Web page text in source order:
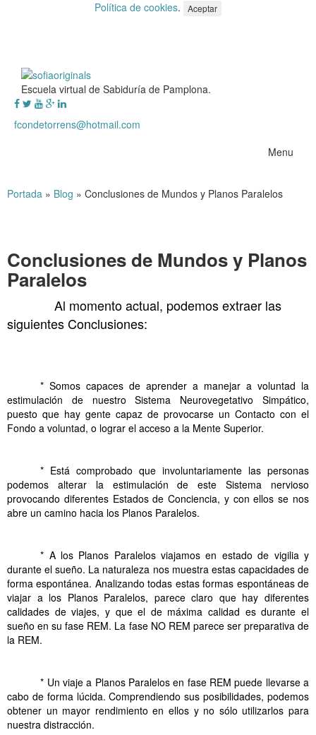
Política de cookies. Aceptar
Escuela virtual de Sabiduría de Pamplona.
fcondetorrens@hotmail.com
Menu
Portada » Blog » Conclusiones de Mundos y Planos Paralelos
Conclusiones de Mundos y Planos
Paralelos
Al momento actual, podemos extraer las
siguientes Conclusiones:
* Somos capaces de aprender a manejar a voluntad la
estimulación de nuestro Sistema Neurovegetativo Simpático,
puesto que hay gente capaz de provocarse un Contacto con el
Fondo a voluntad, o lograr el acceso a la Mente Superior.
* Está comprobado que involuntariamente las personas
podemos alterar la estimulación de este Sistema nervioso
provocando diferentes Estados de Conciencia, y con ellos se nos
abre un camino hacia los Planos Paralelos.
* A los Planos Paralelos viajamos en estado de vigilia y
durante el sueño. La naturaleza nos muestra estas capacidades de
forma espontánea. Analizando todas estas formas espontáneas de
viajar a los Planos Paralelos, parece claro que hay diferentes
calidades de viajes, y que el de máxima calidad es durante el
sueño en su fase REM. La fase NO REM parece ser preparativa de
la REM.
* Un viaje a Planos Paralelos en fase REM puede llevarse a
cabo de forma lúcida. Comprendiendo sus posibilidades, podemos
obtener un mayor rendimiento en ellos y no sólo utilizarlos para
nuestra distracción.